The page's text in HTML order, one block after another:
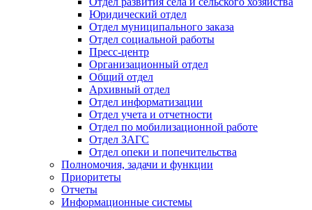
Юридический отдел
Отдел муниципального заказа
Отдел социальной работы
Пресс-центр
Организационный отдел
Общий отдел
Архивный отдел
Отдел информатизации
Отдел учета и отчетности
Отдел по мобилизационной работе
Отдел ЗАГС
Отдел опеки и попечительства
Полномочия, задачи и функции
Приоритеты
Отчеты
Информационные системы